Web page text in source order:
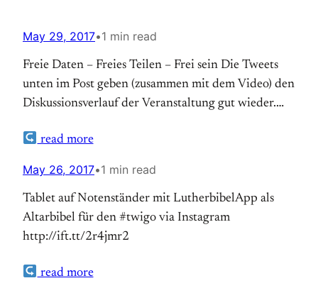
May 29, 2017•1 min read
Freie Daten – Freies Teilen – Frei sein Die Tweets
unten im Post geben (zusammen mit dem Video) den
Diskussionsverlauf der Veranstaltung gut wieder.
Kirschnerhatte ich im Vorfeld ein größeres Maß an
angenehm überrascht war, wo sie übereinstimmten:
Vertrauen ist notwendig, so müssen die… Auf
Theonet.de…
read more
May 26, 2017•1 min read
Tablet auf Notenständer mit LutherbibelApp als
Altarbibel für den #twigo via Instagram
http://ift.tt/2r4jmr2
read more